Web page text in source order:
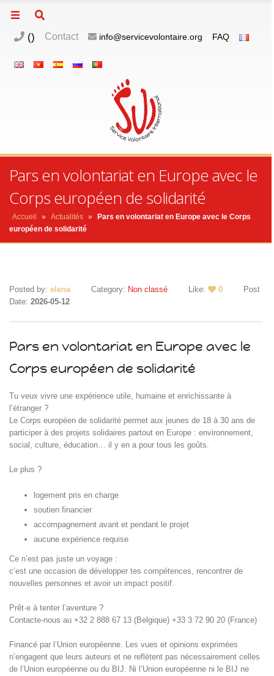
() Contact info@servicevolontaire.org FAQ
Pars en volontariat en Europe avec le
Corps européen de solidarité
Accueil » Actualités »
Pars en volontariat en Europe avec le Corps
européen de solidarité
Posted by: elena Category: Non classé Like: 0
Post
Date: 2026-05-12
Pars en volontariat en Europe avec le
Corps européen de solidarité
Tu veux vivre une expérience utile, humaine et enrichissante à
l’étranger ?
Le Corps européen de solidarité permet aux jeunes de 18 à 30 ans de
participer à des projets solidaires partout en Europe : environnement,
social, culture, éducation… il y en a pour tous les goûts.
Le plus ?
logement pris en charge
soutien financier
accompagnement avant et pendant le projet
aucune expérience requise
Ce n’est pas juste un voyage :
c’est une occasion de développer tes compétences, rencontrer de
nouvelles personnes et avoir un impact positif.
Prêt·e à tenter l’aventure ?
Contacte-nous au +32 2 888 67 13 (Belgique) +33 3 72 90 20 (France)
Financé par l’Union européenne. Les vues et opinions exprimées
n’engagent que leurs auteurs et ne reflètent pas nécessairement celles
de l’Union européenne ou du BIJ. Ni l’Union européenne ni le BIJ ne
Islande
Russie
Pérou
Chine
Espagne
VietNam
Groupe